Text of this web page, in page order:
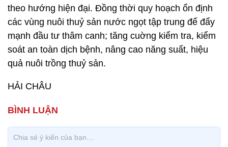
theo hướng hiện đại. Đồng thời quy hoạch ổn định
các vùng nuôi thuỷ sản nước ngọt tập trung để đẩy
mạnh đầu tư thâm canh; tăng cuờng kiểm tra, kiểm
soát an toàn dịch bệnh, nâng cao năng suất, hiệu
quả nuôi trồng thuỷ sản.
HẢI CHÂU